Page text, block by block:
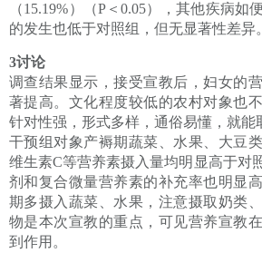
（15.19%）（P＜0.05），其他疾病如
的发生也低于对照组，但无显著性差异。
3讨论
调查结果显示，接受宣教后，妇女的
著提高。文化程度较低的农村对象也
针对性强，形式多样，通俗易懂，就能
干预组对象产褥期蔬菜、水果、大豆
维生素C等营养素摄入量均明显高于对
剂和复合微量营养素的补充率也明显
期多摄入蔬菜、水果，注意摄取奶类
物是本次宣教的重点，可见营养宣教
到作用。